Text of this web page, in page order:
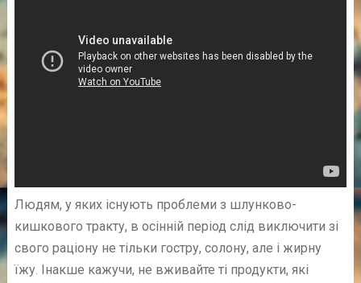
Людям, у яких існують проблеми з шлунково-
кишкового тракту, в осінній період слід виключити зі
свого раціону не тільки гостру, солону, але і жирну
їжу. Інакше кажучи, не вживайте ті продукти, які